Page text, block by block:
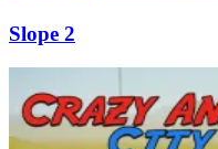
Slope 2